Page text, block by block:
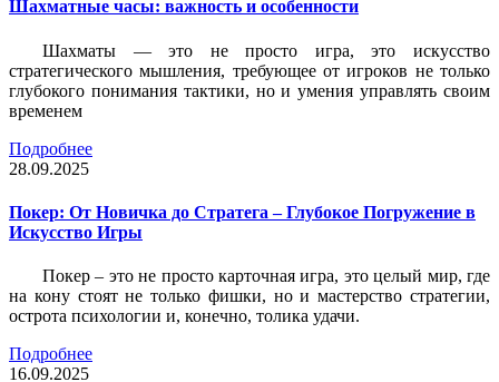
Шахматные часы: важность и особенности
Шахматы — это не просто игра, это искусство
стратегического мышления, требующее от игроков не только
глубокого понимания тактики, но и умения управлять своим
временем
Подробнее
28.09.2025
Покер: От Новичка до Стратега – Глубокое Погружение в
Искусство Игры
Покер – это не просто карточная игра, это целый мир, где
на кону стоят не только фишки, но и мастерство стратегии,
острота психологии и, конечно, толика удачи.
Подробнее
16.09.2025